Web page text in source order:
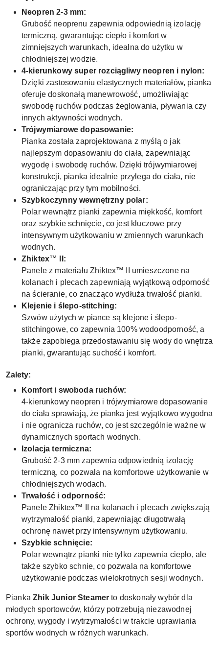
Neopren 2-3 mm:
Grubość neoprenu zapewnia odpowiednią izolację
termiczną, gwarantując ciepło i komfort w
zimniejszych warunkach, idealna do użytku w
chłodniejszej wodzie.
4-kierunkowy super rozciągliwy neopren i nylon:
Dzięki zastosowaniu elastycznych materiałów, pianka
oferuje doskonałą manewrowość, umożliwiając
swobodę ruchów podczas żeglowania, pływania czy
innych aktywności wodnych.
Trójwymiarowe dopasowanie:
Pianka została zaprojektowana z myślą o jak
najlepszym dopasowaniu do ciała, zapewniając
wygodę i swobodę ruchów. Dzięki trójwymiarowej
konstrukcji, pianka idealnie przylega do ciała, nie
ograniczając przy tym mobilności.
Szybkoczynny wewnętrzny polar:
Polar wewnątrz pianki zapewnia miękkość, komfort
oraz szybkie schnięcie, co jest kluczowe przy
intensywnym użytkowaniu w zmiennych warunkach
wodnych.
Zhiktex™ II:
Panele z materiału Zhiktex™ II umieszczone na
kolanach i plecach zapewniają wyjątkową odporność
na ścieranie, co znacząco wydłuża trwałość pianki.
Klejenie i ślepo-stitching:
Szwów użytych w piance są klejone i ślepo-
stitchingowe, co zapewnia 100% wodoodporność, a
także zapobiega przedostawaniu się wody do wnętrza
pianki, gwarantując suchość i komfort.
Zalety:
Komfort i swoboda ruchów:
4-kierunkowy neopren i trójwymiarowe dopasowanie
do ciała sprawiają, że pianka jest wyjątkowo wygodna
i nie ogranicza ruchów, co jest szczególnie ważne w
dynamicznych sportach wodnych.
Izolacja termiczna:
Grubość 2-3 mm zapewnia odpowiednią izolację
termiczną, co pozwala na komfortowe użytkowanie w
chłodniejszych wodach.
Trwałość i odporność:
Panele Zhiktex™ II na kolanach i plecach zwiększają
wytrzymałość pianki, zapewniając długotrwałą
ochronę nawet przy intensywnym użytkowaniu.
Szybkie schnięcie:
Polar wewnątrz pianki nie tylko zapewnia ciepło, ale
także szybko schnie, co pozwala na komfortowe
użytkowanie podczas wielokrotnych sesji wodnych.
PiankaZhik Junior Steamer to doskonały wybór dla
młodych sportowców, którzy potrzebują niezawodnej
ochrony, wygody i wytrzymałości w trakcie uprawiania
sportów wodnych w różnych warunkach.